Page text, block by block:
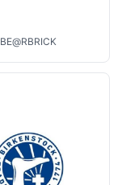
BE@RBRICK